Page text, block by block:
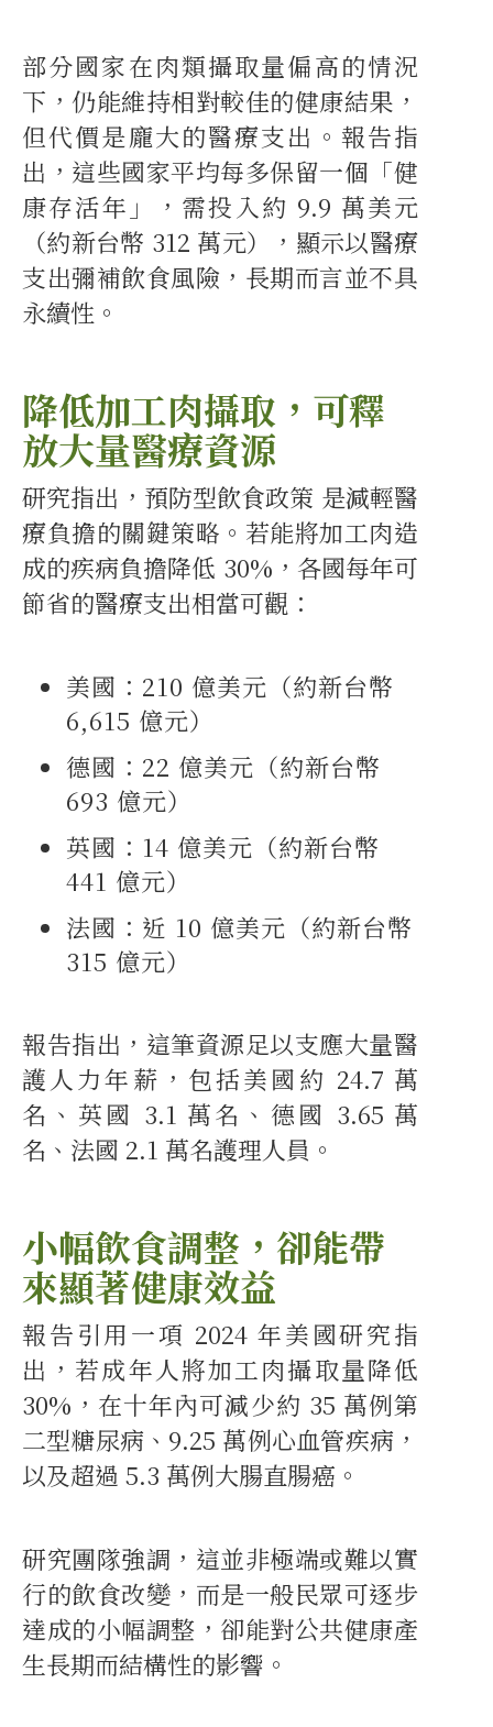
部分國家在肉類攝取量偏高的情況
下，仍能維持相對較佳的健康結果，
但代價是龐大的醫療支出。報告指
出，這些國家平均每多保留一個「健
康存活年」，需投入約 9.9 萬美元
（約新台幣 312 萬元），顯示以醫療
支出彌補飲食風險，長期而言並不具
永續性。
降低加工肉攝取，可釋
放大量醫療資源
研究指出，預防型飲食政策 是減輕醫
療負擔的關鍵策略。若能將加工肉造
成的疾病負擔降低 30%，各國每年可
節省的醫療支出相當可觀：
美國：210 億美元（約新台幣
6,615 億元）
德國：22 億美元（約新台幣
693 億元）
英國：14 億美元（約新台幣
441 億元）
法國：近 10 億美元（約新台幣
315 億元）
報告指出，這筆資源足以支應大量醫
護人力年薪，包括美國約 24.7 萬
名、英國 3.1 萬名、德國 3.65 萬
名、法國 2.1 萬名護理人員。
小幅飲食調整，卻能帶
來顯著健康效益
報告引用一項 2024 年美國研究指
出，若成年人將加工肉攝取量降低
30%，在十年內可減少約 35 萬例第
二型糖尿病、9.25 萬例心血管疾病，
以及超過 5.3 萬例大腸直腸癌。
研究團隊強調，這並非極端或難以實
行的飲食改變，而是一般民眾可逐步
達成的小幅調整，卻能對公共健康產
生長期而結構性的影響。